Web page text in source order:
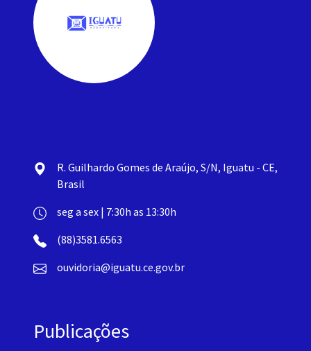
R. Guilhardo Gomes de Araújo, S/N, Iguatu - CE,
Brasil
seg a sex | 7:30h as 13:30h
(88)3581.6563
ouvidoria@iguatu.ce.gov.br
Publicações